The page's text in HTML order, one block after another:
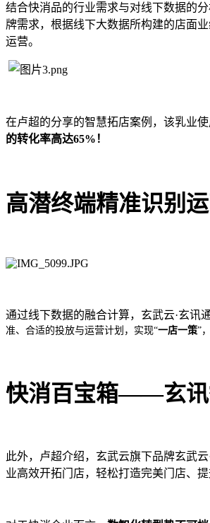
结合快消品的行业需求与对线下数据的
牌需求，根据线下大数据所构建的店面
运营。
在卢超的分享的智慧拓店案例，该乳业
的转化率高达65%！
高潜终端精准识别
通过线下数据的融合计算，玄武云·玄讯
准、合适的投放与运营计划，实现“一店一策”
快消百宝箱——玄讯
此外，卢超介绍，玄武云旗下品牌玄武
业高效开拓门店，轻松打造完美门店、